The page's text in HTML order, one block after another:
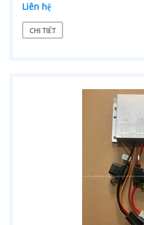
Liên hệ
CHI TIẾT